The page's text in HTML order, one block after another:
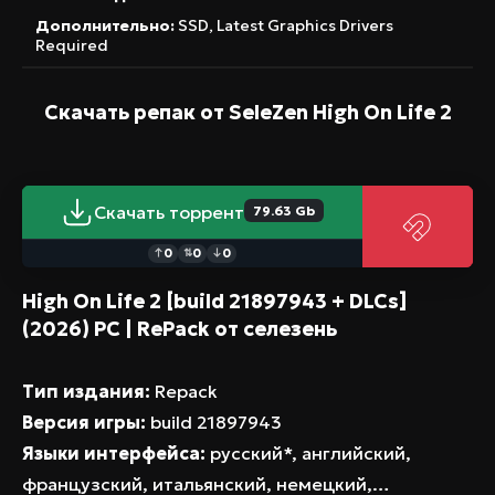
Дополнительно: SSD, Latest Graphics Drivers
Required
Скачать репак от SeleZen High On Life 2
Скачать торрент 79.63 Gb
↑0 ⇅0 ↓0
High On Life 2 [build 21897943 + DLCs]
(2026) PC | RePack от селезень
Тип издания: Repack
Версия игры: build 21897943
Языки интерфейса: русский*, английский,
французский, итальянский, немецкий,